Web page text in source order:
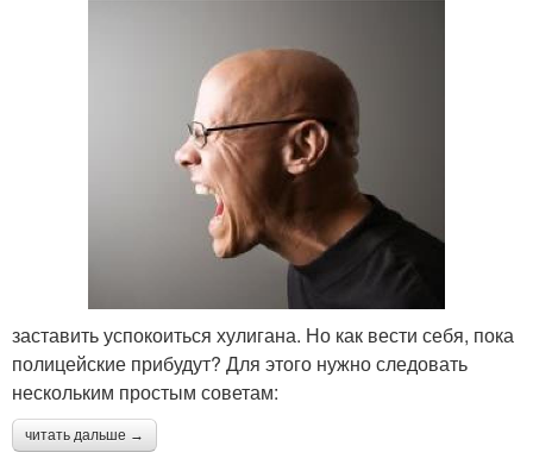
заставить успокоиться хулигана. Но как вести себя, пока
полицейские прибудут? Для этого нужно следовать
нескольким простым советам:
читать дальше →